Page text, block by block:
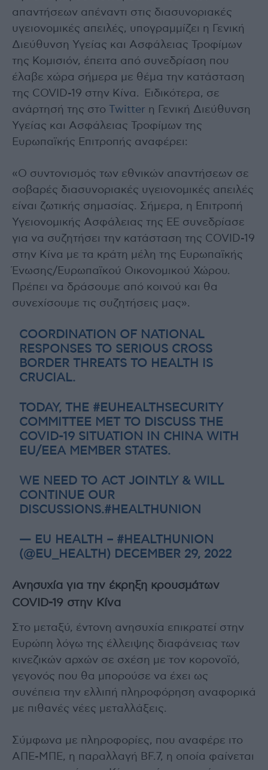
απαντήσεων απέναντι στις διασυνοριακές
υγειονομικές απειλές, υπογραμμίζει η Γενική
Διεύθυνση Υγείας και Ασφάλειας Τροφίμων
της Κομισιόν, έπειτα από συνεδρίαση που
έλαβε χώρα σήμερα με θέμα την κατάσταση
της COVID-19 στην Κίνα. Ειδικότερα, σε
ανάρτησή της στο
Twitter η Γενική Διεύθυνση
Υγείας και Ασφάλειας Τροφίμων της
Ευρωπαϊκής Επιτροπής αναφέρει:
«Ο συντονισμός των εθνικών απαντήσεων σε
σοβαρές διασυνοριακές υγειονομικές απειλές
είναι ζωτικής σημασίας. Σήμερα, η Επιτροπή
Υγειονομικής Ασφάλειας της ΕΕ συνεδρίασε
για να συζητήσει την κατάσταση της COVID-19
στην Κίνα με τα κράτη μέλη της Ευρωπαϊκής
Ένωσης/Ευρωπαϊκού Οικονομικού Χώρου.
Πρέπει να δράσουμε από κοινού και θα
συνεχίσουμε τις συζητήσεις μας».
COORDINATION OF NATIONAL
RESPONSES TO SERIOUS CROSS
BORDER THREATS TO HEALTH IS
CRUCIAL.
TODAY, THE #EUHEALTHSECURITY
COMMITTEE MET TO DISCUSS THE
COVID-19 SITUATION IN CHINA WITH
EU/EEA MEMBER STATES.
WE NEED TO ACT JOINTLY & WILL
CONTINUE OUR
DISCUSSIONS.#HEALTHUNION
— EU HEALTH – #HEALTHUNION
(@EU_HEALTH) DECEMBER 29, 2022
Ανησυχία για την έκρηξη κρουσμάτων
COVID-19 στην Κίνα
Στο μεταξύ, έντονη ανησυχία επικρατεί στην
Ευρώπη λόγω της έλλειψης διαφάνειας των
κινεζικών αρχών σε σχέση με τον κορονοϊό,
γεγονός που θα μπορούσε να έχει ως
συνέπεια την ελλιπή πληροφόρηση αναφορικά
με πιθανές νέες μεταλλάξεις.
Σύμφωνα με πληροφορίες, που αναφέρε ιτο
ΑΠΕ-ΜΠΕ, η παραλλαγή BF.7, η οποία φαίνεται